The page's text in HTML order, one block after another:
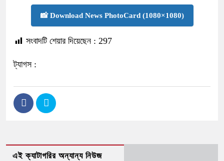
📸 Download News PhotoCard (1080×1080)
সংবাদটি শেয়ার দিয়েছেন : 297
ট্যাগস :
এই ক্যাটাগরির অন্যান্য নিউজ